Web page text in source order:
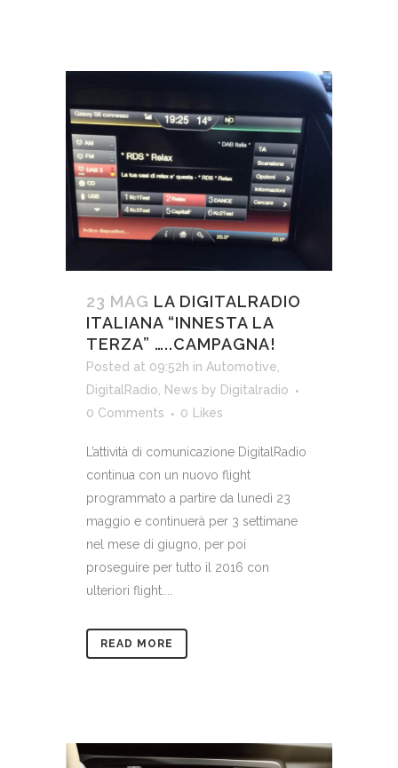
23 MAG LA DIGITALRADIO
ITALIANA “INNESTA LA
TERZA” …..CAMPAGNA!
Posted at 09:52h in Automotive,
DigitalRadio, News by Digitalradio
0 Comments
0 Likes
L’attività di comunicazione DigitalRadio
continua con un nuovo flight
programmato a partire da lunedì 23
maggio e continuerà per 3 settimane
nel mese di giugno, per poi
proseguire per tutto il 2016 con
ulteriori flight....
READ MORE